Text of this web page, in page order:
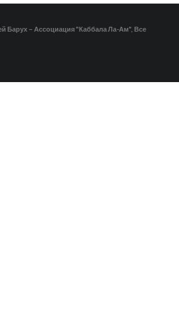
Барух – Ассоциация "Каббала Ла-Ам", Все